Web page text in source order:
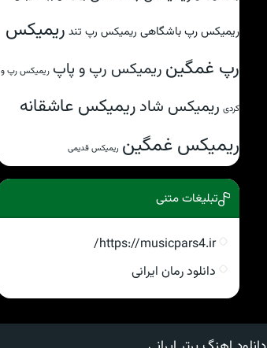
ریمیکس رپ باشگاهی ریمیکس رپ تند ریمیکس
رپ غمگین ریمیکس رپ و پاپ ریمیکس رپ و
کردی ریمیکس شادریمیکس عاشقانه
ریمیکس غمگین ریمیکس قدیمی
تبلیغات متنی
https://musicpars4.ir/
دانلود رمان ایرانی